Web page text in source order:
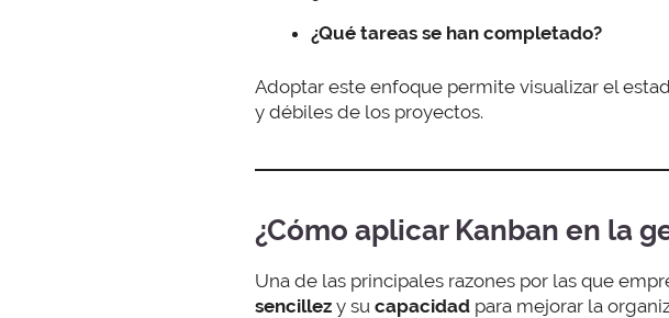
¿Qué tareas se han completado?
Adoptar este enfoque permite visualizar el
y débiles de los proyectos.
¿Cómo aplicar Kanban en la
Una de las principales razones por las que
sencillez y su capacidad para mejorar la